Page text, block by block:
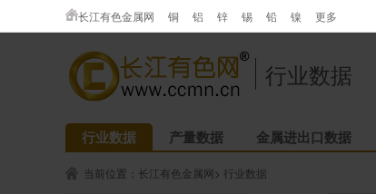
长江有色金属网 铜 铝 锌 锡 铅 镍 更多
行业数据
行业数据 产量数据 金属进出口数据
当前位置： 长江有色金属网> 行业数据